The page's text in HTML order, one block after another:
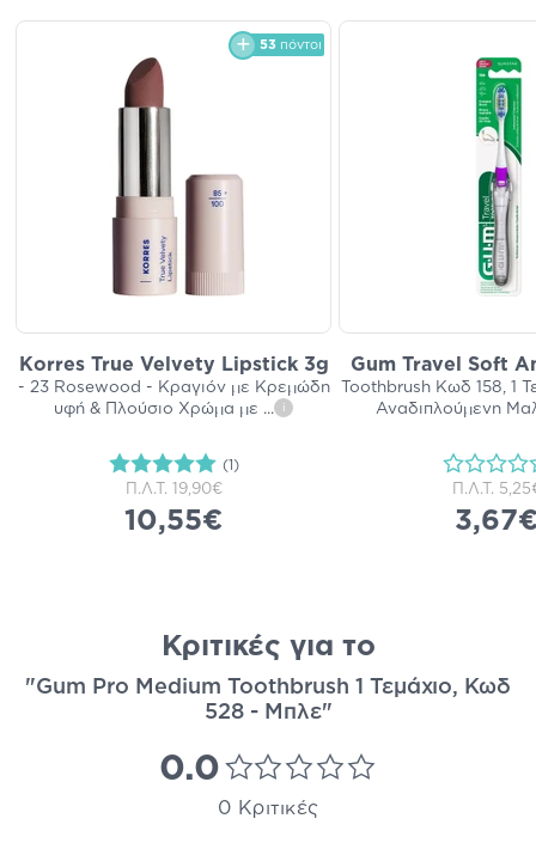
53 πόντοι
Korres True Velvety Lipstick 3g
- 23 Rosewood - Κραγιόν με Κρεμώδη
υφή & Πλούσιο Χρώμα με ... i
(1)
Π.Λ.Τ. 19,90€
10,55€
Gum Travel Soft
Toothbrush Κωδ 158, 1
Αναδιπλούμενη
Π.Λ.Τ.
Κριτικές για το
"Gum Pro Medium Toothbrush 1 Τεμάχιο, Κωδ
528 - Μπλε"
0.0
0 Κριτικές